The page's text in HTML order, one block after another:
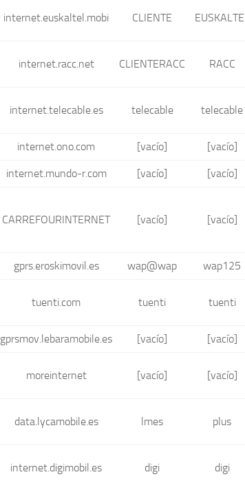
internet.euskaltel.mobi CLIENTE
internet.racc.net CLIENTERACC RACC
internet.telecable.es telecable telecable
internet.ono.com [vacío] [vacío]
internet.mundo-r.com [vacío] [vacío]
CARREFOURINTERNET [vacío] [vacío]
gprs.eroskimovil.es wap@wap wap125
tuenti.com tuenti tuenti
gprsmov.lebaramobile.es [vacío] [vacío]
moreinternet [vacío] [vacío]
data.lycamobile.es lmes plus
internet.digimobil.es digi digi